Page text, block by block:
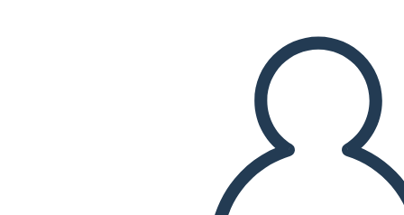
Шаблоны Карточек
Скопируйте эту раскадровку
СОЗДАТЬ РАСКАДРОВКУ